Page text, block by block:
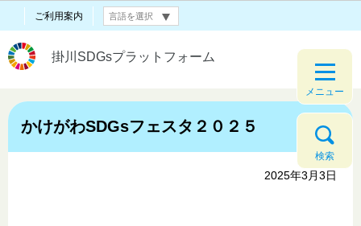
ご利用案内
掛川SDGsプラットフォーム
メニュー
検索
かけがわSDGsフェスタ２０２５
2025年3月3日